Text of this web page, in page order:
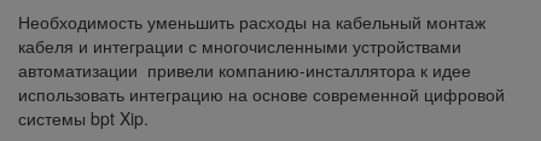
Необходимость уменьшить расходы на кабельный монтаж
кабеля и интеграции с многочисленными устройствами
автоматизации привели компанию-инсталлятора к идее
использовать интеграцию на основе современной цифровой
системы bpt Xip.